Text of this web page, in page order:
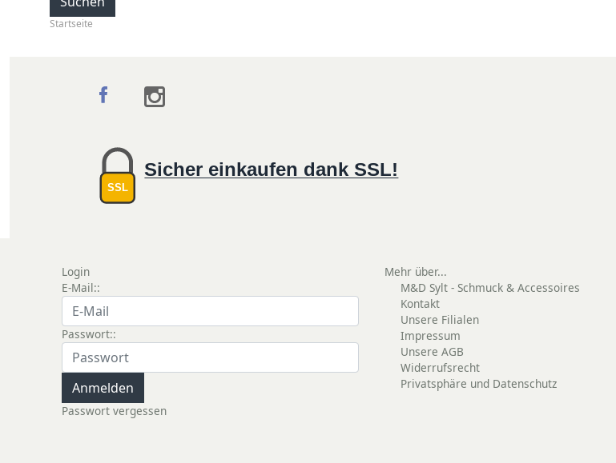
Startseite
SSL
Sicher einkaufen dank SSL!
Login
E-Mail::
Passwort::
Passwort vergessen
Mehr über...
M&D Sylt - Schmuck & Accessoires
Kontakt
Unsere Filialen
Impressum
Unsere AGB
Widerrufsrecht
Privatsphäre und Datenschutz